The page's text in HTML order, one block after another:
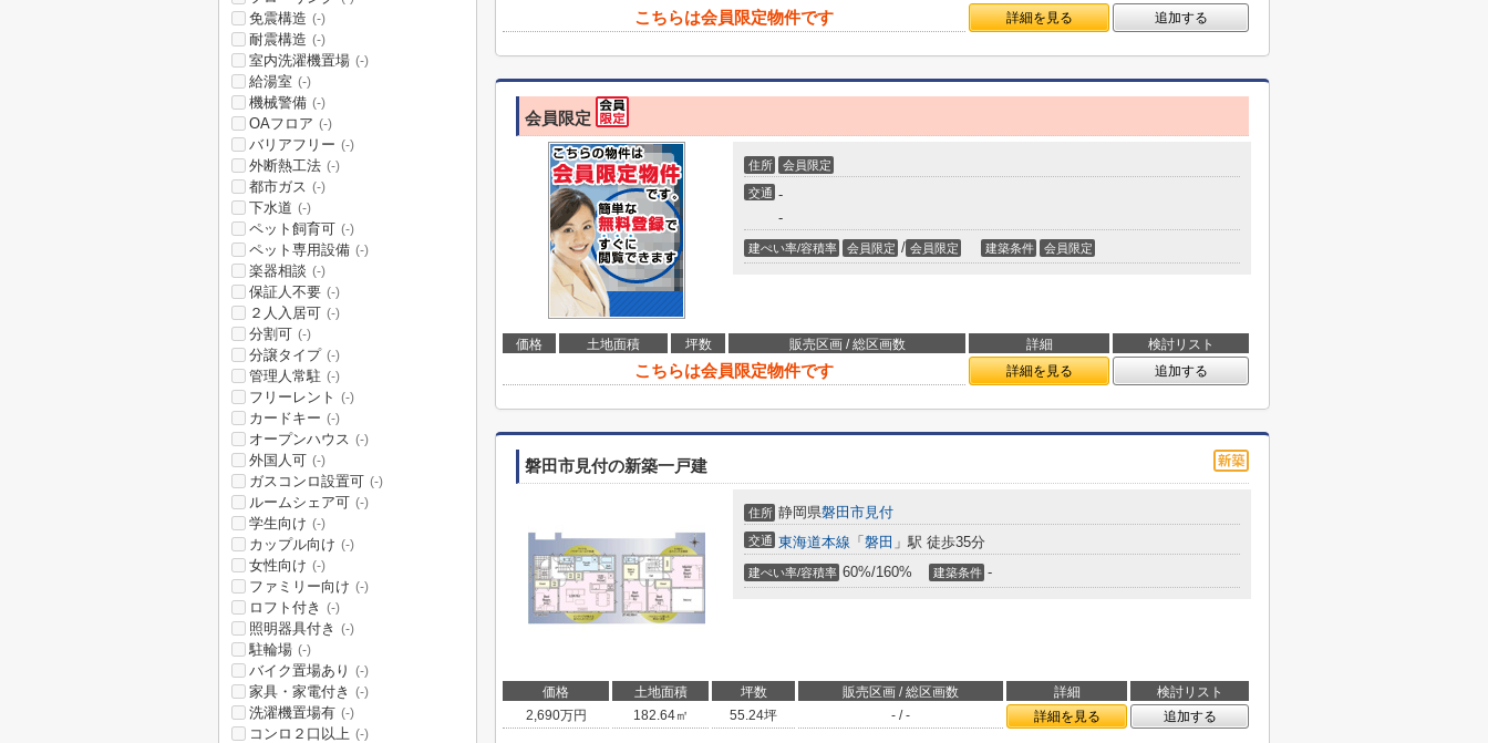
こちらは会員限定物件です 詳細を見る 追加する
会員限定
住所 会員限定
交通 -
-
建ぺい率/容積率 会員限定 / 会員限定 建築条件 会員限定
価格 土地面積 坪数 販売区画 / 総区画数 詳細 検討リスト
こちらは会員限定物件です 詳細を見る 追加する
磐田市見付の新築一戸建
住所 静岡県磐田市見付
交通 東海道本線 「 磐田 」駅 徒歩35分
建ぺい率/容積率 60%/160% 建築条件 -
価格 土地面積 坪数 販売区画 / 総区画数 詳細
検討リスト
2,690万円 182.64㎡ 55.24坪 - / - 詳細を見る 追加する
免震構造 (-)
耐震構造 (-)
室内洗濯機置場 (-)
給湯室 (-)
機械警備 (-)
OAフロア (-)
バリアフリー (-)
外断熱工法 (-)
都市ガス (-)
下水道 (-)
ペット飼育可 (-)
ペット専用設備 (-)
楽器相談 (-)
保証人不要 (-)
２人入居可 (-)
分割可 (-)
分譲タイプ (-)
管理人常駐 (-)
フリーレント (-)
カードキー (-)
オープンハウス (-)
外国人可 (-)
ガスコンロ設置可 (-)
ルームシェア可 (-)
学生向け (-)
カップル向け (-)
女性向け (-)
ファミリー向け (-)
ロフト付き (-)
照明器具付き (-)
駐輪場 (-)
バイク置場あり (-)
家具・家電付き (-)
洗濯機置場有 (-)
コンロ２口以上 (-)